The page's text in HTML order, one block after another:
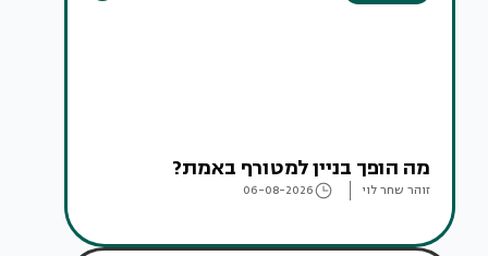
מה הופך בניין למטורף באמת?
זוהר שחר לוי 06-08-2026